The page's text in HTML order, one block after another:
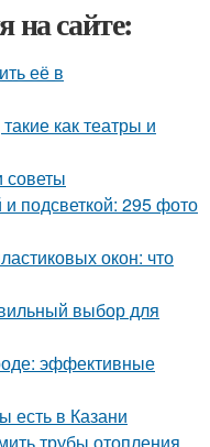
на сайте:
её в
как театры и
советы
подсветкой: 295 фото
окон: что
выбор для
эффективные
есть в Казани